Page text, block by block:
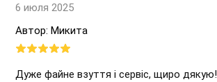
6 июля 2025
Автор: Микита
Дуже файне взуття і сервіс, щиро дякую!